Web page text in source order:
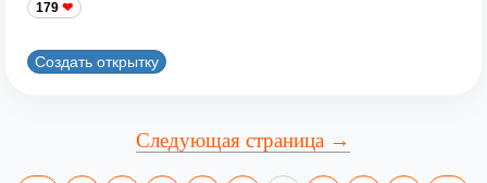
179
Создать открытку
Следующая страница →